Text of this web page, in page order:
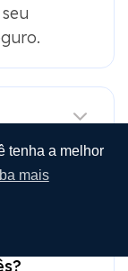
tenha a melhor
mais
em